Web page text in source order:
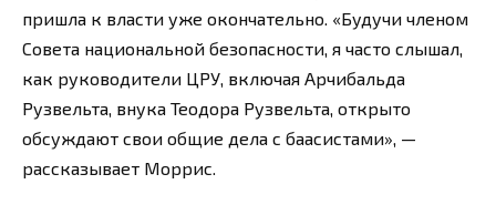
пришла к власти уже окончательно. «Будучи членом
Совета национальной безопасности, я часто слышал,
как руководители ЦРУ, включая Арчибальда
Рузвельта, внука Теодора Рузвельта, открыто
обсуждают свои общие дела с баасистами», —
рассказывает Моррис.